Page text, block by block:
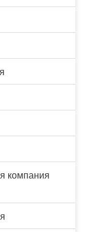
компания